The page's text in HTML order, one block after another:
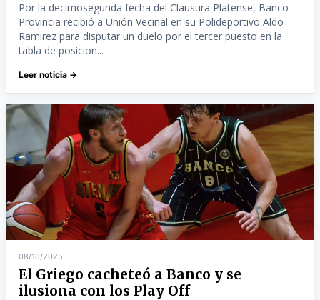
Por la decimosegunda fecha del Clausura Platense, Banco
Provincia recibió a Unión Vecinal en su Polideportivo Aldo
Ramirez para disputar un duelo por el tercer puesto en la
tabla de posicion...
Leer noticia →
08/10/2025
El Griego cacheteó a Banco y se
ilusiona con los Play Off